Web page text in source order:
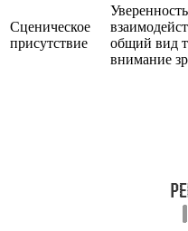
Сценическое
присутствие
общий вид
внимание